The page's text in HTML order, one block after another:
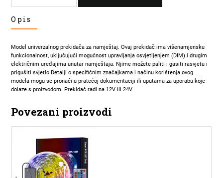
TOUCH
S
KABLOVIMA
12V
MAX:24W
Opis
Model univerzalnog prekidača za namještaj. Ovaj prekidač ima višenamjensku
funkcionalnost, uključujući mogućnost upravljanja osvjetljenjem (DIM) i drugim
električnim uređajima unutar namještaja. Njime možete paliti i gasiti rasvjetu i
prigušiti svjetlo.Detalji o specifičnim značajkama i načinu korištenja ovog
modela mogu se pronaći u pratećoj dokumentaciji ili uputama za uporabu koje
dolaze s proizvodom. Prekidač radi na 12V ili 24V
Povezani proizvodi